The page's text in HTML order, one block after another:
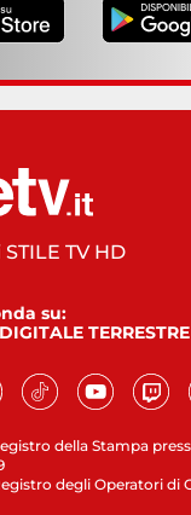
della Stampa
degli Operatori di
TV HD
su:
TERRESTRE